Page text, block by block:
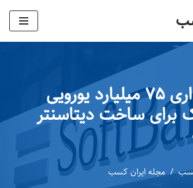
سرمایه‌گذاری ۷۵ میلیارد یورویی
برای ساخت دیتاسنتر
مجله ایران کسب